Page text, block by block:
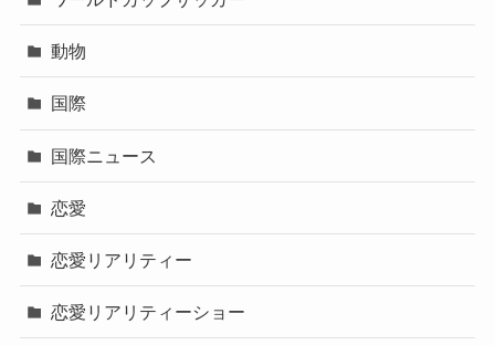
動物
国際
国際ニュース
恋愛
恋愛リアリティー
恋愛リアリティーショー